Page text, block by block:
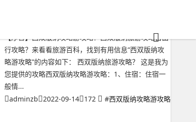
【序言】西双版纳攻略游攻略？西双版纳旅游攻略自由
行攻略？来看看旅游百科，找到有用信息“西双版纳攻
略游攻略”的内容如下： 西双版纳旅游攻略？ 这是我为
您提供的攻略西双版纳攻略游攻略：1、住宿：住宿一
般情...
adminzb 2022-09-14 172 #西双版纳攻略游攻略